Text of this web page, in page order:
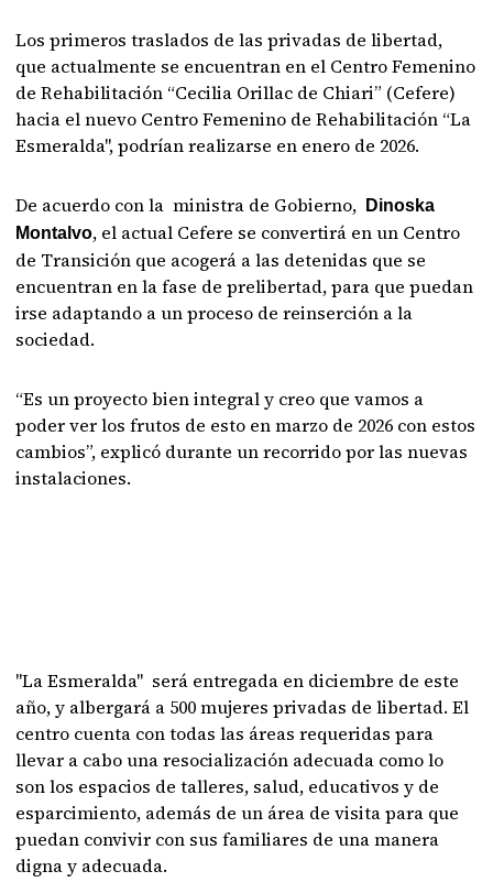
Los primeros traslados de las privadas de libertad,
que actualmente se encuentran en el Centro Femenino
de Rehabilitación “Cecilia Orillac de Chiari” (Cefere)
hacia el nuevo Centro Femenino de Rehabilitación “La
Esmeralda", podrían realizarse en enero de 2026.
De acuerdo con la ministra de Gobierno, Dinoska
Montalvo, el actual Cefere se convertirá en un Centro
de Transición que acogerá a las detenidas que se
encuentran en la fase de prelibertad, para que puedan
irse adaptando a un proceso de reinserción a la
sociedad.
“Es un proyecto bien integral y creo que vamos a
poder ver los frutos de esto en marzo de 2026 con estos
cambios”, explicó durante un recorrido por las nuevas
instalaciones.
"La Esmeralda" será entregada en diciembre de este
año, y albergará a 500 mujeres privadas de libertad. El
centro cuenta con todas las áreas requeridas para
llevar a cabo una resocialización adecuada como lo
son los espacios de talleres, salud, educativos y de
esparcimiento, además de un área de visita para que
puedan convivir con sus familiares de una manera
digna y adecuada.